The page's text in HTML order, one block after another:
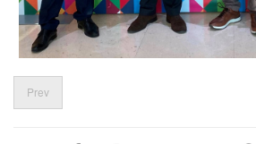
Prev